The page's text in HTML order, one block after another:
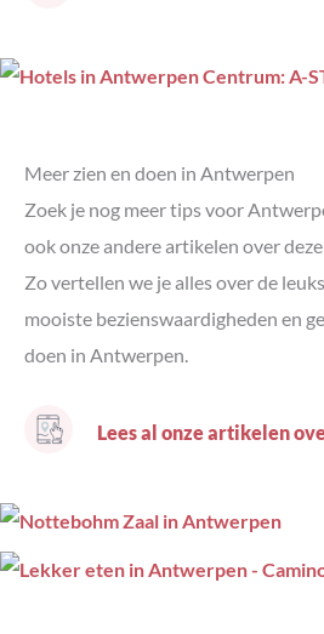
Meer zien en doen in Antwerpen
Zoek je nog meer tips voor
ook onze andere artikelen over
Zo vertellen we je alles over de
mooiste bezienswaardigheden en
doen in Antwerpen.
Lees al onze artikelen